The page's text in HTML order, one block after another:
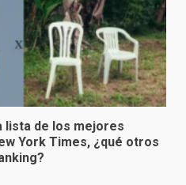
lista de los mejores
York Times, ¿qué otros